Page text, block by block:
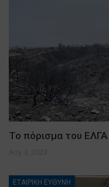
Το πόρισμα του ΕΛΓΑ
Αυγ 3, 2023
ΕΤΑΙΡΙΚΗ ΕΥΘΥΝΗ